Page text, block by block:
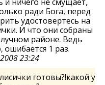
ради Бога, перед
удостовертесь на
И что они собраны
районе. Ведь
ошибается 1 раз.
23:24
готовы?!какой у